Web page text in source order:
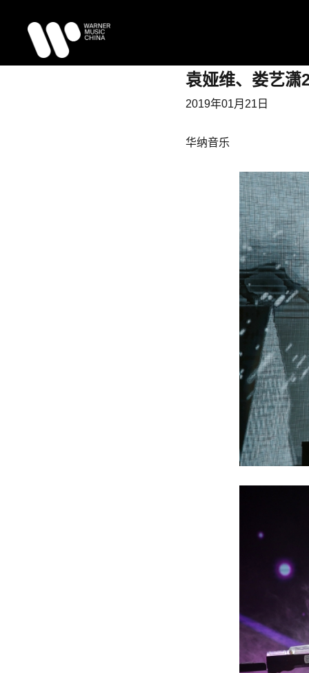
袁娅维、娄艺潇
2019年01月21日
华纳音乐